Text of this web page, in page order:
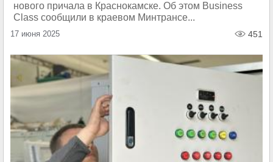
нового причала в Краснокамске. Об этом Business
Class сообщили в краевом Минтрансе...
17 июня 2025 451